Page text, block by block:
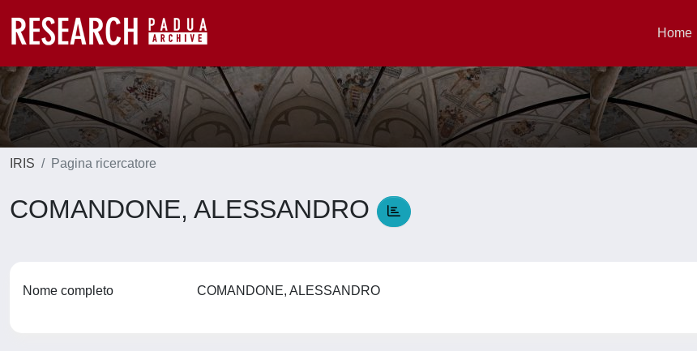
Home
IRIS Pagina ricercatore
COMANDONE, ALESSANDRO
Nome completo COMANDONE, ALESSANDRO